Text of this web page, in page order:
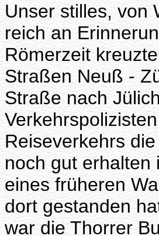
Unser stilles, von
reich an
Römerzeit
Straßen Neuß -
Straße nach
Reiseverkehrs
noch gut erhalten
eines früheren
dort gestanden
war die Thorrer